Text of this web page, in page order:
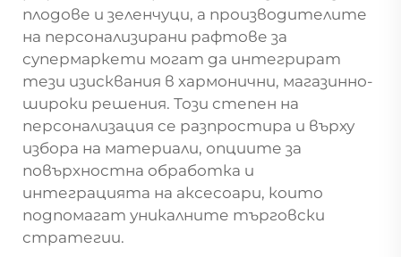
плодове и зеленчуци, а производителите
на персонализирани рафтове за
супермаркети могат да интегрират
тези изисквания в хармонични, магазинно-
широки решения. Този степен на
персонализация се разпростира и върху
избора на материали, опциите за
повърхностна обработка и
интеграцията на аксесоари, които
подпомагат уникалните търговски
стратегии.